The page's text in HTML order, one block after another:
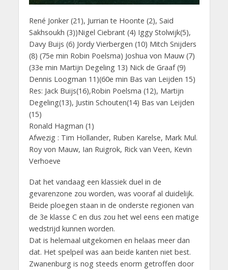
René Jonker (21), Jurrian te Hoonte (2), Said
Sakhsoukh (3))Nigel Ciebrant (4) Iggy Stolwijk(5),
Davy Buijs (6) Jordy Vierbergen (10) Mitch Snijders
(8) (75e min Robin Poelsma) Joshua von Mauw (7)
(33e min Martijn Degeling 13) Nick de Graaf (9)
Dennis Loogman 11)(60e min Bas van Leijden 15)
Res: Jack Buijs(16),Robin Poelsma (12), Martijn
Degeling(13), Justin Schouten(14) Bas van Leijden
(15)
Ronald Hagman (1)
Afwezig : Tim Hollander, Ruben Karelse, Mark Mul.
Roy von Mauw, Ian Ruigrok, Rick van Veen, Kevin
Verhoeve
Dat het vandaag een klassiek duel in de
gevarenzone zou worden, was vooraf al duidelijk.
Beide ploegen staan in de onderste regionen van
de 3e klasse C en dus zou het wel eens een matige
wedstrijd kunnen worden.
Dat is helemaal uitgekomen en helaas meer dan
dat. Het spelpeil was aan beide kanten niet best.
Zwanenburg is nog steeds enorm getroffen door